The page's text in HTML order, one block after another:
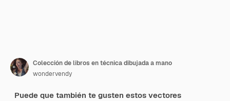
Colección de libros en técnica dibujada a mano
wondervendy
Puede que también te gusten estos vectores